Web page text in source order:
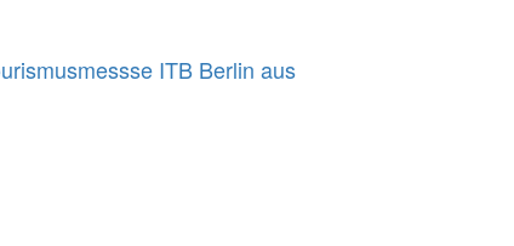
ITB Berlin aus